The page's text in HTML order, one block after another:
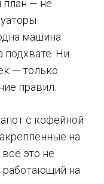
план — не
машина
Ни
— только
правил.
с кофейной
на
это не
работающий на